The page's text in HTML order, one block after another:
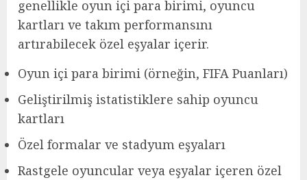
genellikle oyun içi para birimi, oyuncu
kartları ve takım performansını
artırabilecek özel eşyalar içerir.
Oyun içi para birimi (örneğin, FIFA Puanları)
Geliştirilmiş istatistiklere sahip oyuncu
kartları
Özel formalar ve stadyum eşyaları
Rastgele oyuncular veya eşyalar içeren özel